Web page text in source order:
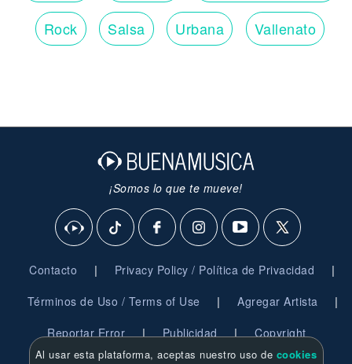
Rock Salsa Urbana Vallenato
¡Somos lo que te mueve!
Contacto | Privacy Policy / Política de Privacidad |
Términos de Uso / Terms of Use | Agregar Artista |
Reportar Error | Publicidad | Copyright
Al usar esta plataforma, aceptas nuestro uso de cookies